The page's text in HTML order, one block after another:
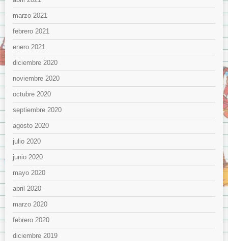
marzo 2021
febrero 2021
enero 2021
diciembre 2020
noviembre 2020
octubre 2020
septiembre 2020
agosto 2020
julio 2020
junio 2020
mayo 2020
abril 2020
marzo 2020
febrero 2020
diciembre 2019